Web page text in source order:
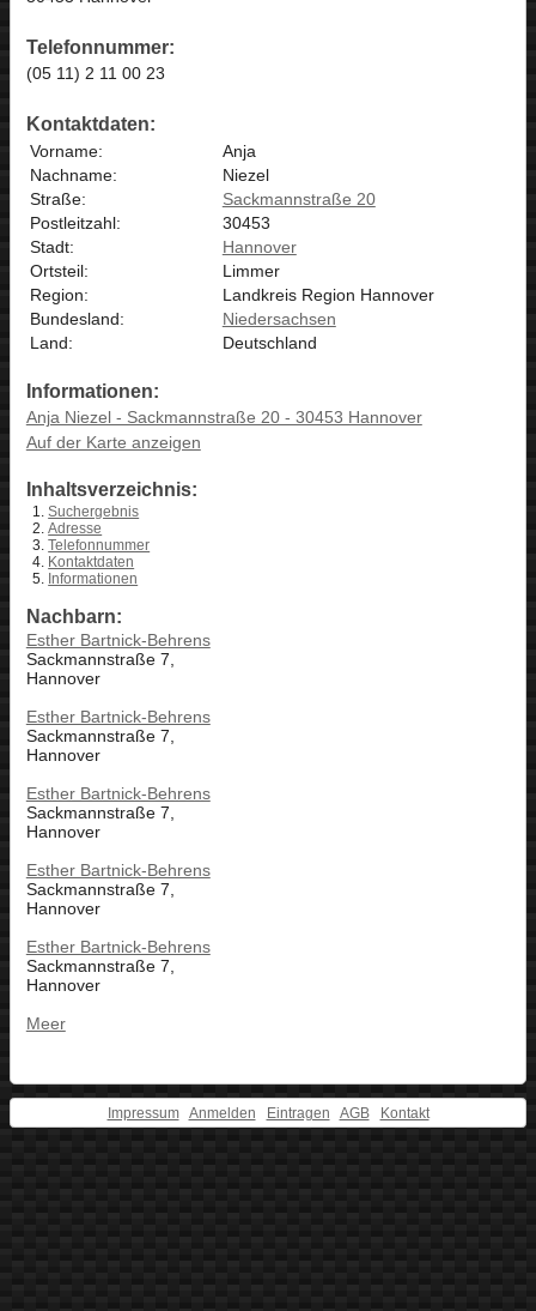
Telefonnummer:
(05 11) 2 11 00 23
Kontaktdaten:
Vorname:
Anja
Nachname:
Niezel
Straße:
Sackmannstraße 20
Postleitzahl:
30453
Stadt:
Hannover
Ortsteil:
Limmer
Region:
Landkreis Region Hannover
Bundesland:
Niedersachsen
Land:
Deutschland
Informationen:
Anja Niezel - Sackmannstraße 20 - 30453 Hannover
Auf der Karte anzeigen
Inhaltsverzeichnis:
Suchergebnis
Adresse
Telefonnummer
Kontaktdaten
Informationen
Nachbarn:
Esther Bartnick-Behrens
Sackmannstraße 7,
Hannover
Esther Bartnick-Behrens
Sackmannstraße 7,
Hannover
Esther Bartnick-Behrens
Sackmannstraße 7,
Hannover
Esther Bartnick-Behrens
Sackmannstraße 7,
Hannover
Esther Bartnick-Behrens
Sackmannstraße 7,
Hannover
Meer
Impressum Anmelden Eintragen AGB Kontakt